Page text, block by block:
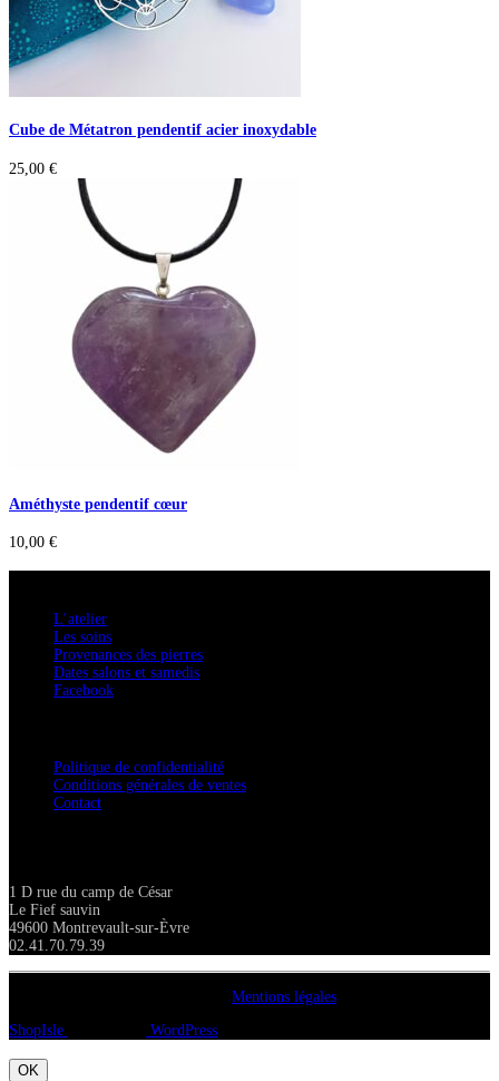
Cube de Métatron pendentif acier inoxydable
25,00 €
Améthyste pendentif cœur
10,00 €
L’atelier
Les soins
Provenances des pierres
Dates salons et samedis
Facebook
Politique de confidentialité
Conditions générales de ventes
Contact
1 D rue du camp de César
Le Fief sauvin
49600 Montrevault-sur-Èvre
02.41.70.79.39
Mentions légales
ShopIsle
WordPress
OK